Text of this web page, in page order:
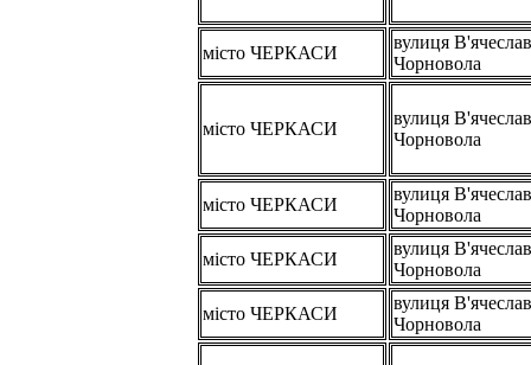
місто ЧЕРКАСИ
вулиця
Чорновола
місто ЧЕРКАСИ
вулиця
Чорновола
місто ЧЕРКАСИ
вулиця
Чорновола
місто ЧЕРКАСИ
вулиця
Чорновола
місто ЧЕРКАСИ
вулиця
Чорновола